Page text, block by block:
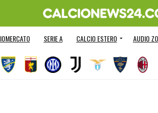
SERIE A CALCIO ESTERO AUDIO